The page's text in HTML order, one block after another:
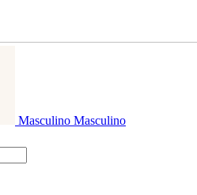
Masculino Masculino